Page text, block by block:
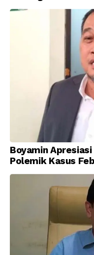
Kemerdekaan
Boyamin
Polemik Kasus